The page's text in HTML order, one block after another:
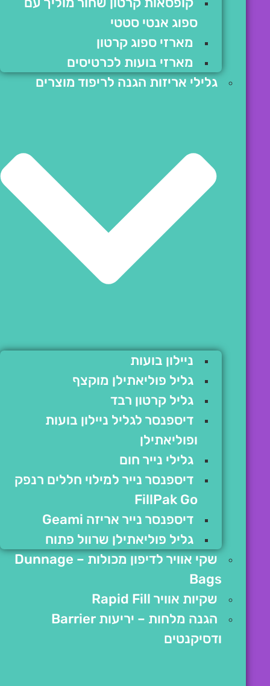
ספוג אנטי סטטי
מארזי ספוג קרטון
מארזי בועות לכרטיסים
גלילי אריזות הגנה לריפוד מוצרים
ניילון בועות
גליל פוליאתילן מוקצף
גליל קרטון רבד
דיספנסר לגליל ניילון בועות
ופוליאתילן
גלילי נייר חום
דיספנסר נייר למילוי חללים רנפק
FillPak Go
דיספנסר נייר אריזה Geami
גליל פוליאתילן שרוול פתוח
שקי אוויר לדיפון מכולות – Dunnage
Bags
שקיות אוויר Rapid Fill
הגנה מלחות – יריעות Barrier
ודסיקנטים